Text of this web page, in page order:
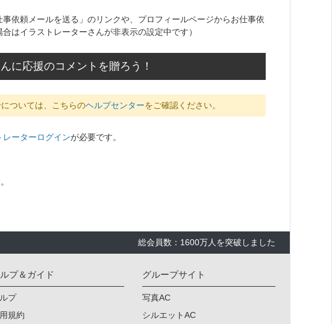
事依頼メールを送る」のリンクや、プロフィールページからお仕事依
はイラストレーターさんが非表示の設定中です）
に応援のコメントを贈ろう！
ついては、こちらのヘルプセンターをご確認ください。
レーターログインが必要です。
総会員数：1600万人を突破しました
プ＆ガイド
プ
規約
グループサイト
写真AC
シルエットAC